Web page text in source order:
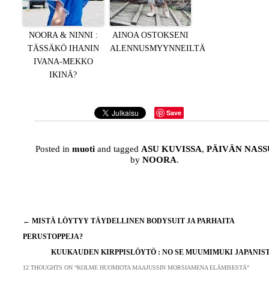
NOORA & NINNI :
TÄSSÄKÖ IHANIN
IVANA-MEKKO
IKINÄ?
AINOA OSTOKSENI
ALENNUSMYYNNEILTÄ
Save
Posted in muotiand tagged ASU KUVISSA, PÄIVÄN
by NOORA.
Artikkelien
selaus
← MISTÄ LÖYTYY TÄYDELLINEN BODYSUIT JA PARHAITA
PERUSTOPPEJA?
KUUKAUDEN KIRPPISLÖYTÖ : NO SE MUUMIMUKI
12 THOUGHTS ON “KOLME HUOMIOTA MAAJUSSIN MORSIAMENA ELÄMISESTÄ”